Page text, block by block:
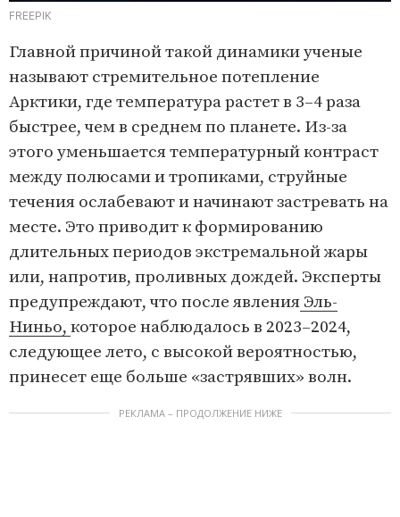
FREEPIK
Главной причиной такой динамики ученые
называют стремительное потепление
Арктики, где температура растет в 3–4 раза
быстрее, чем в среднем по планете. Из-за
этого уменьшается температурный контраст
между полюсами и тропиками, струйные
течения ослабевают и начинают застревать на
месте. Это приводит к формированию
длительных периодов экстремальной жары
или, напротив, проливных дождей. Эксперты
предупреждают, что после явления Эль-
Ниньо, которое наблюдалось в 2023–2024,
следующее лето, с высокой вероятностью,
принесет еще больше «застрявших» волн.
РЕКЛАМА – ПРОДОЛЖЕНИЕ НИЖЕ